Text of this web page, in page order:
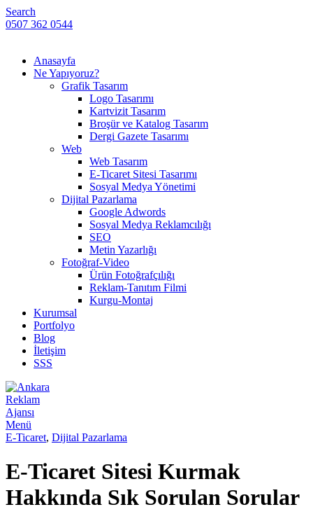
Search
0507 362 0544
Anasayfa
Ne Yapıyoruz?
Grafik Tasarım
Logo Tasarımı
Kartvizit Tasarım
Broşür ve Katalog Tasarım
Dergi Gazete Tasarımı
Web
Web Tasarım
E-Ticaret Sitesi Tasarımı
Sosyal Medya Yönetimi
Dijital Pazarlama
Google Adwords
Sosyal Medya Reklamcılığı
SEO
Metin Yazarlığı
Fotoğraf-Video
Ürün Fotoğrafçılığı
Reklam-Tanıtım Filmi
Kurgu-Montaj
Kurumsal
Portfolyo
Blog
İletişim
SSS
Menü
E-Ticaret, Dijital Pazarlama
E-Ticaret Sitesi Kurmak
Hakkında Sık Sorulan Sorular